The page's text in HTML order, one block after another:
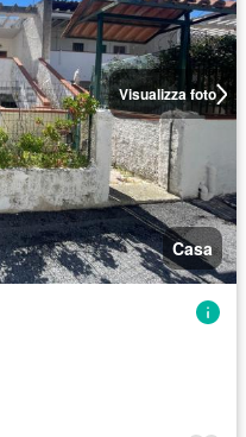
Visualizza foto
Casa